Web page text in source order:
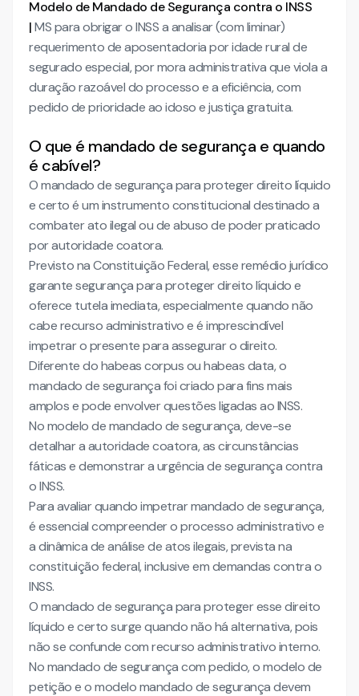
Modelo de Mandado de Segurança contra o INSS
|MS para obrigar o INSS a analisar (com liminar)
requerimento de aposentadoria por idade rural de
segurado especial, por mora administrativa que viola a
duração razoável do processo e a eficiência, com
pedido de prioridade ao idoso e justiça gratuita.
O que é mandado de segurança e quando
é cabível?
O mandado de segurança para proteger direito líquido
e certo é um instrumento constitucional destinado a
combater ato ilegal ou de abuso de poder praticado
por autoridade coatora.
Previsto na Constituição Federal, esse remédio jurídico
garante segurança para proteger direito líquido e
oferece tutela imediata, especialmente quando não
cabe recurso administrativo e é imprescindível
impetrar o presente para assegurar o direito.
Diferente do habeas corpus ou habeas data, o
mandado de segurança foi criado para fins mais
amplos e pode envolver questões ligadas ao INSS.
No modelo de mandado de segurança, deve-se
detalhar a autoridade coatora, as circunstâncias
fáticas e demonstrar a urgência de segurança contra
o INSS.
Para avaliar quando impetrar mandado de segurança,
é essencial compreender o processo administrativo e
a dinâmica de análise de atos ilegais, prevista na
constituição federal, inclusive em demandas contra o
INSS.
O mandado de segurança para proteger esse direito
líquido e certo surge quando não há alternativa, pois
não se confunde com recurso administrativo interno.
No mandado de segurança com pedido, o modelo de
petição e o modelo mandado de segurança devem